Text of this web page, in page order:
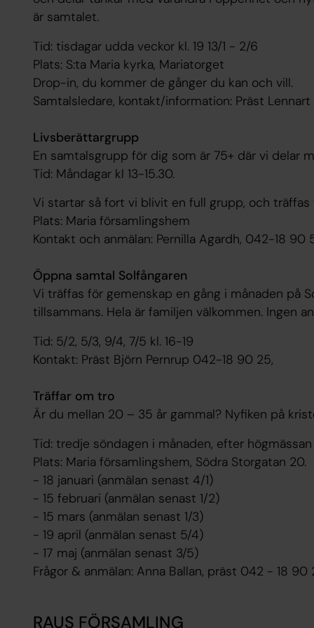
är samtalet.
Tid: tisdagar udda veckor kl. 19 13/1 - 2/6
Plats: S:ta Maria kyrka, Mariatorget
Drop-in, du kommer de gånger du kan och vill.
Samtalsledare, kontakt/information: Präst
Livsberättargrupp
En samtalsgrupp för dig som är 75+ där vi delar
Tid: Måndagar kl 13-15.30.
Vi startar så fort vi blivit en full grupp, och träffas
Plats: Maria församlingshem
Kontakt och anmälan: Pernilla Agardh, 042-18 90
Öppna samtal Solfångaren
Vi träffas för gemenskap en gång i månaden på
tillsammans. Hela är familjen välkommen. Ingen
Tid: 5/2, 5/3, 9/4, 7/5 kl. 16-19
Kontakt: Präst Björn Pernrup 042-18 90 25,
Träffar om tro
Är du mellan 20 – 35 år gammal? Nyfiken på
Tid: tredje söndagen i månaden, efter högmässan
Plats: Maria församlingshem, Södra Storgatan 20.
- 18 januari (anmälan senast 4/1)
- 15 februari (anmälan senast 1/2)
- 15 mars (anmälan senast 1/3)
- 19 april (anmälan senast 5/4)
- 17 maj (anmälan senast 3/5)
Frågor & anmälan: Anna Ballan, präst 042 - 18
RAUS FÖRSAMLING